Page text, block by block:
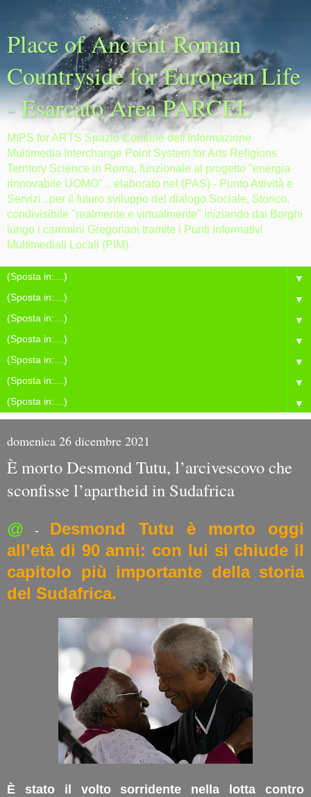
Place of Ancient Roman
Countryside for European Life
- Esarcato Area PARCEL
MIPS for ARTS Spazio Comune dell'Informazione
Multimedia Interchange Point System for Arts Religions
Territory Science in Roma, funzionale al progetto "energia
rinnovabile UOMO" .. elaborato nel (PAS) - Punto Attività e
Servizi ..per il futuro sviluppo del dialogo Sociale, Storico,
condivisibile "realmente e virtualmente" iniziando dai Borghi
lungo i cammini Gregoriani tramite i Punti Informativi
Multimediali Locali (PIM).
▼
▼
▼
▼
▼
▼
▼
domenica 26 dicembre 2021
È morto Desmond Tutu, l’arcivescovo che
sconfisse l’apartheid in Sudafrica
@ - Desmond Tutu è morto oggi
all’età di 90 anni: con lui si chiude il
capitolo più importante della storia
del Sudafrica.
È stato il volto sorridente nella lotta contro